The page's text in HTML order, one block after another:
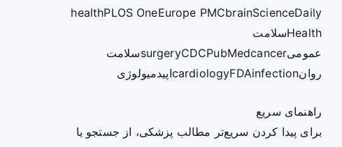
healthPLOS OneEurope PMCbrainScienceDaily
Healthسلامت
عمومی
surgeryCDCPubMedcancer
سلامت
روان
cardiologyFDAinfection اپیدمیولوژی
راهنمای سریع
برای پیدا کردن سریع‌تر مطالب پزشکی، از جستجو یا